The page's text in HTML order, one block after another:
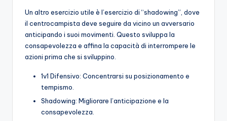
Un altro esercizio utile è l’esercizio di “shadowing”, dove
il centrocampista deve seguire da vicino un avversario
anticipando i suoi movimenti. Questo sviluppa la
consapevolezza e affina la capacità di interrompere le
azioni prima che si sviluppino.
1v1 Difensivo: Concentrarsi su posizionamento e
tempismo.
Shadowing: Migliorare l’anticipazione e la
consapevolezza.